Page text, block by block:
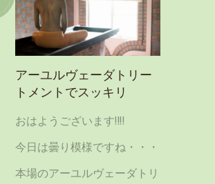
アーユルヴェーダトリー
トメントでスッキリ
おはようございます‼‼
今日は曇り模様ですね・・・
本場のアーユルヴェーダトリ